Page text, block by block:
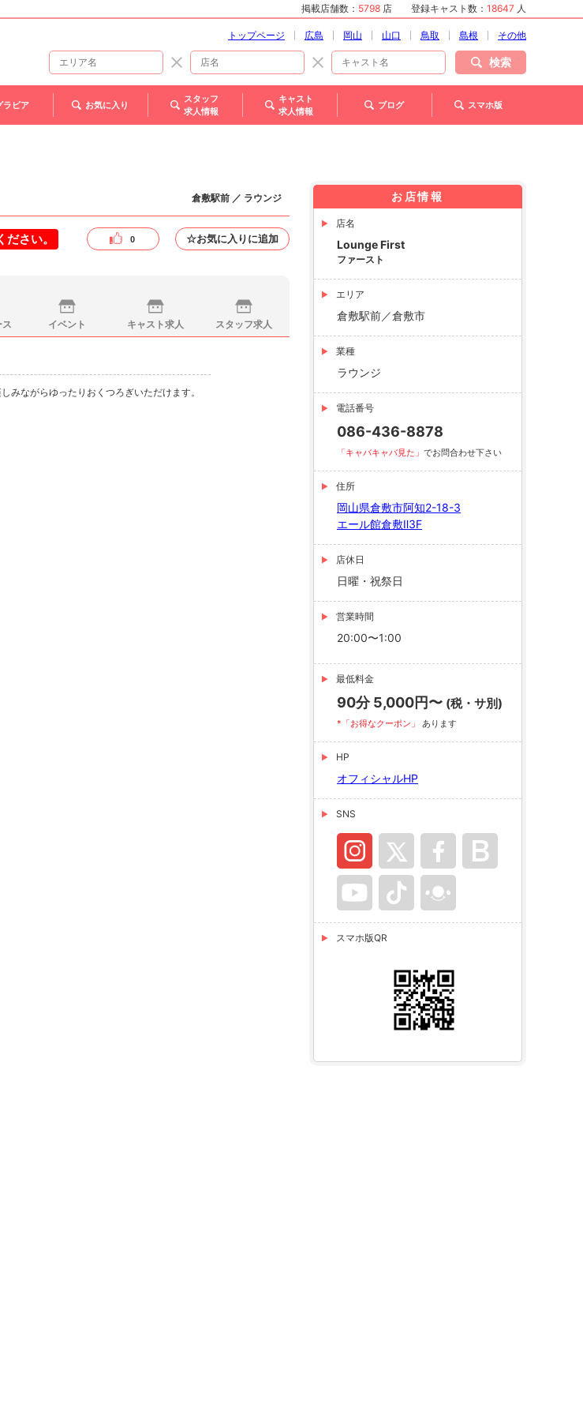
掲載店舗数： 5798 店 登録キャスト数： 18647 人
トップページ 広島 岡山 山口 鳥取 島根 その他
検索
ラビア お気に入り
スタッフ
求人情報
キャスト
求人情報
ブログ スマホ版
倉敷駅前 ／ ラウンジ
さい。 0 ☆お気に入りに追加
イベント キャスト求人 スタッフ求人
みながらゆったりおくつろぎいただけます。
お店情報
店名
Lounge First
ファースト
エリア
倉敷駅前／倉敷市
業種
ラウンジ
電話番号
086-436-8878
「キャバキャバ見た」 でお問合わせ下さい
住所
岡山県倉敷市阿知2-18-3
エール館倉敷Ⅱ3F
店休日
日曜・祝祭日
営業時間
20:00〜1:00
最低料金
90分 5,000円〜 (税・サ別)
*「お得なクーポン」 あります
HP
オフィシャルHP
SNS
スマホ版QR